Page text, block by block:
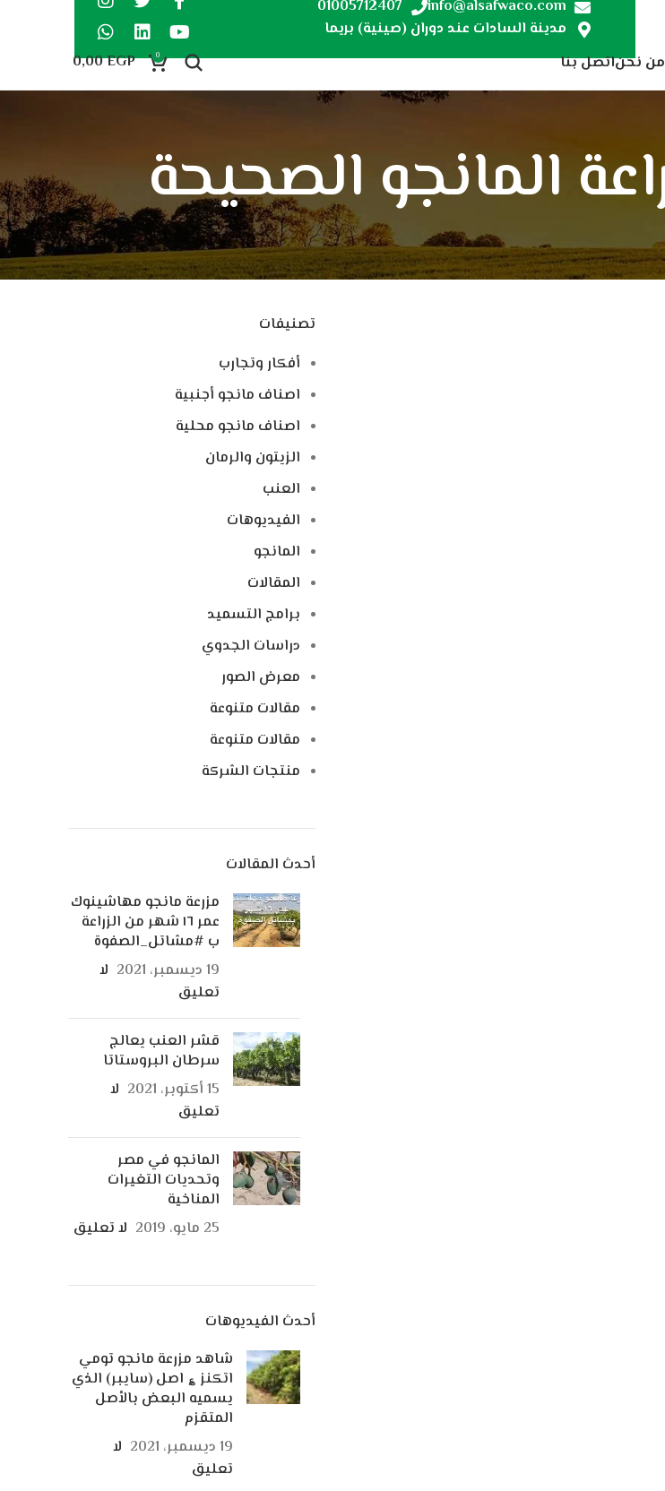
info@alsafwaco.com
01005712407
مدينة السادات عند دوران (صينية) بريما
من نحناتصل بنا 0
0,00EGP
تصنيفات
أفكار وتجارب
اصناف مانجو أجنبية
اصناف مانجو محلية
الزيتون والرمان
العنب
الفيديوهات
المانجو
المقالات
برامج التسميد
دراسات الجدوي
معرض الصور
مقالات متنوعة
مقالات متنوعة
منتجات الشركة
أحدث المقالات
مزرعة مانجو مهاشينوك
عمر ١٦ شهر من الزراعة
ب #مشاتل_الصفوة
19 ديسمبر، 2021
لا
تعليق
قشر العنب يعالج
سرطان البروستاتا
15 أكتوبر، 2021
لا
تعليق
المانجو في مصر
وتحديات التغيرات
المناخية
25 مايو، 2019
لا تعليق
أحدث الفيديوهات
شاهد مزرعة مانجو تومي
اتكنز ؏ اصل (سايبر) الذي
يسميه البعض بالأصل
المتقزم
19 ديسمبر، 2021
لا
تعليق